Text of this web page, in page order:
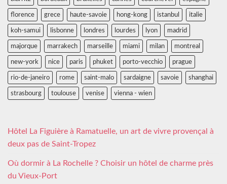
florence grece haute-savoie hong-kong istanbul italie
koh-samui lisbonne londres lourdes lyon madrid
majorque marrakech marseille miami milan montreal
new-york nice paris phuket porto-vecchio prague
rio-de-janeiro rome saint-malo sardaigne savoie shanghai
strasbourg toulouse venise vienna - wien
Hôtel La Figuière à Ramatuelle, un art de vivre provençal à
deux pas de Saint-Tropez
Où dormir à La Rochelle ? Choisir un hôtel de charme près
du Vieux-Port